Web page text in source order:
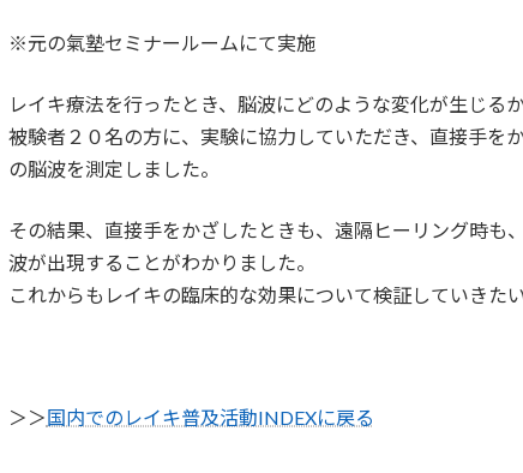
※元の氣塾セミナールームにて実施
レイキ療法を行ったとき、脳波にどのような変化が生じる
被験者２０名の方に、実験に協力していただき、直接手を
の脳波を測定しました。
その結果、直接手をかざしたときも、遠隔ヒーリング時も
波が出現することがわかりました。
これからもレイキの臨床的な効果について検証していきたい
＞＞国内でのレイキ普及活動INDEXに戻る